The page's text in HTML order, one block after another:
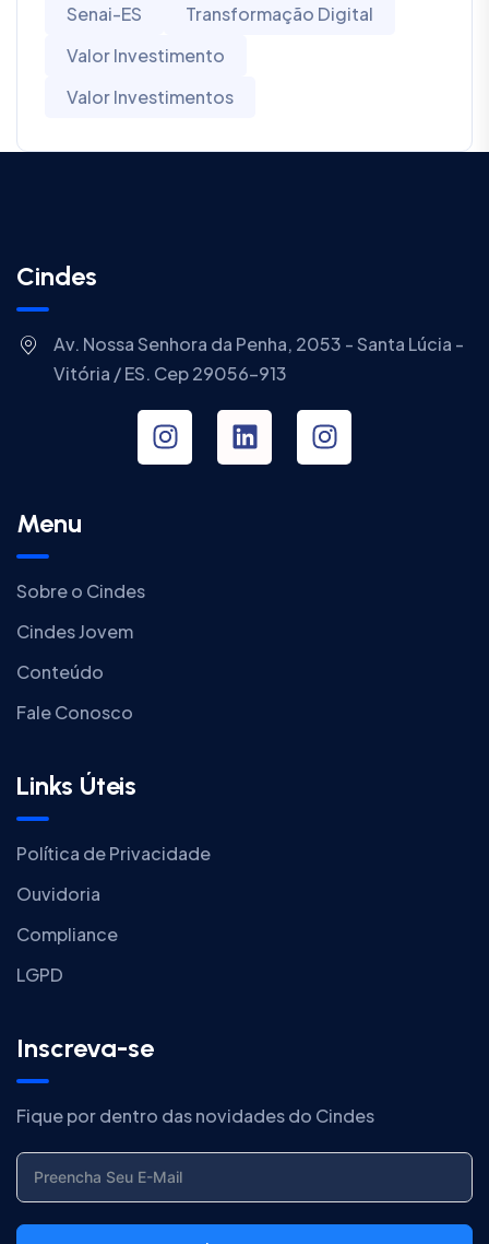
Senai-ES
Transformação Digital
Valor Investimento
Valor Investimentos
Cindes
Av. Nossa Senhora da Penha, 2053 - Santa Lúcia -
Vitória / ES. Cep 29056-913
Menu
Sobre o Cindes
Cindes Jovem
Conteúdo
Fale Conosco
Links Úteis
Política de Privacidade
Ouvidoria
Compliance
LGPD
Inscreva-se
Fique por dentro das novidades do Cindes